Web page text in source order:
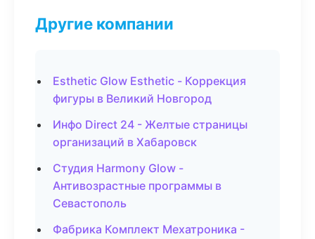
Другие компании
Esthetic Glow Esthetic - Коррекция
фигуры в Великий Новгород
Инфо Direct 24 - Желтые страницы
организаций в Хабаровск
Студия Harmony Glow -
Антивозрастные программы в
Севастополь
Фабрика Комплект Мехатроника -